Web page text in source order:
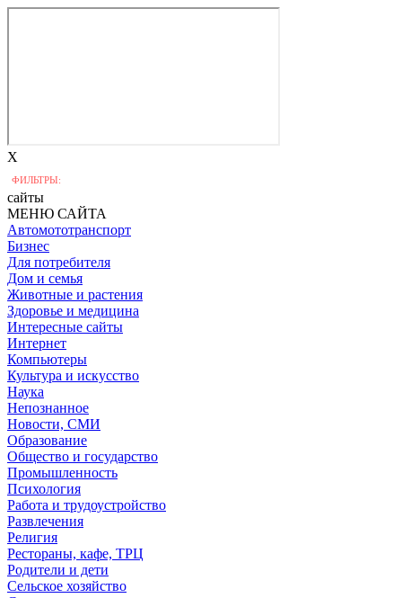
X
ФИЛЬТРЫ:
сайты
МЕНЮ САЙТА
Автомототранспорт
Бизнес
Для потребителя
Дом и семья
Животные и растения
Здоровье и медицина
Интересные сайты
Интернет
Компьютеры
Культура и искусство
Наука
Непознанное
Новости, СМИ
Образование
Общество и государство
Промышленность
Психология
Работа и трудоустройство
Развлечения
Религия
Рестораны, кафе, ТРЦ
Родители и дети
Сельское хозяйство